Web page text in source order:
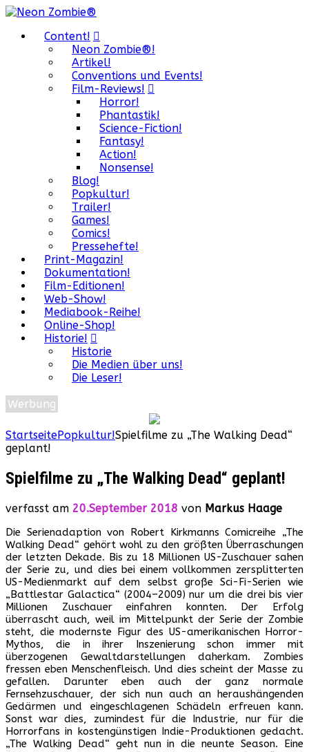
Content!
Neon Zombie®!
Artikel!
Conventions und Events!
Film-Reviews!
Horror!
Phantastik!
Science-Fiction!
Fantasy!
Action!
Nonsense!
Blog!
Popkultur!
Trailer!
Games!
Comics!
Pressehefte!
Print-Magazin!
Dokumentation!
Film-Editionen!
Web-Show!
Mediabook-Reihe!
Online-Shop!
Historie!
Historie
Die Medien über uns!
Die Leser!
Werbung
StartseitePopkultur!Spielfilme zu „The Walking Dead“
geplant!
Spielfilme zu „The Walking Dead“ geplant!
verfasst am 20.September 2018 von Markus Haage
Die Serienadaption von Robert Kirkmanns Comicreihe „The
Walking Dead“ gehört wohl zu den größten Überraschungen
der letzten Dekade. Bis zu 18 Millionen US-Zuschauer sahen
der Serie zu, und dies bei einem vollkommen zersplitterten
US-Medienmarkt auf dem selbst große Sci-Fi-Serien wie
„Battlestar Galactica“ (2004–2009) nur um die drei bis vier
Millionen Zuschauer einfahren konnten. Der Erfolg
überrascht auch, weil im Mittelpunkt der Serie der Zombie
steht, die modernste Figur des US-amerikanischen Horror-
Mythos, die in ihrer Inszenierung schon immer mit
überzogenen Gewaltdarstellungen daherkam. Zombies
fressen eben Menschenfleisch. Und dies scheint der Masse zu
gefallen. Darunter eben auch der ganz normale
Fernsehzuschauer, der sich nun auch an heraushängenden
Gedärmen und eingeschlagenen Schädeln erfreuen kann.
Sonst war dies, zumindest für die Industrie, nur für die
Horrorfans in kostengünstigen Indie-Produktionen gedacht.
„The Walking Dead“ geht nun in die neunte Season. Eine